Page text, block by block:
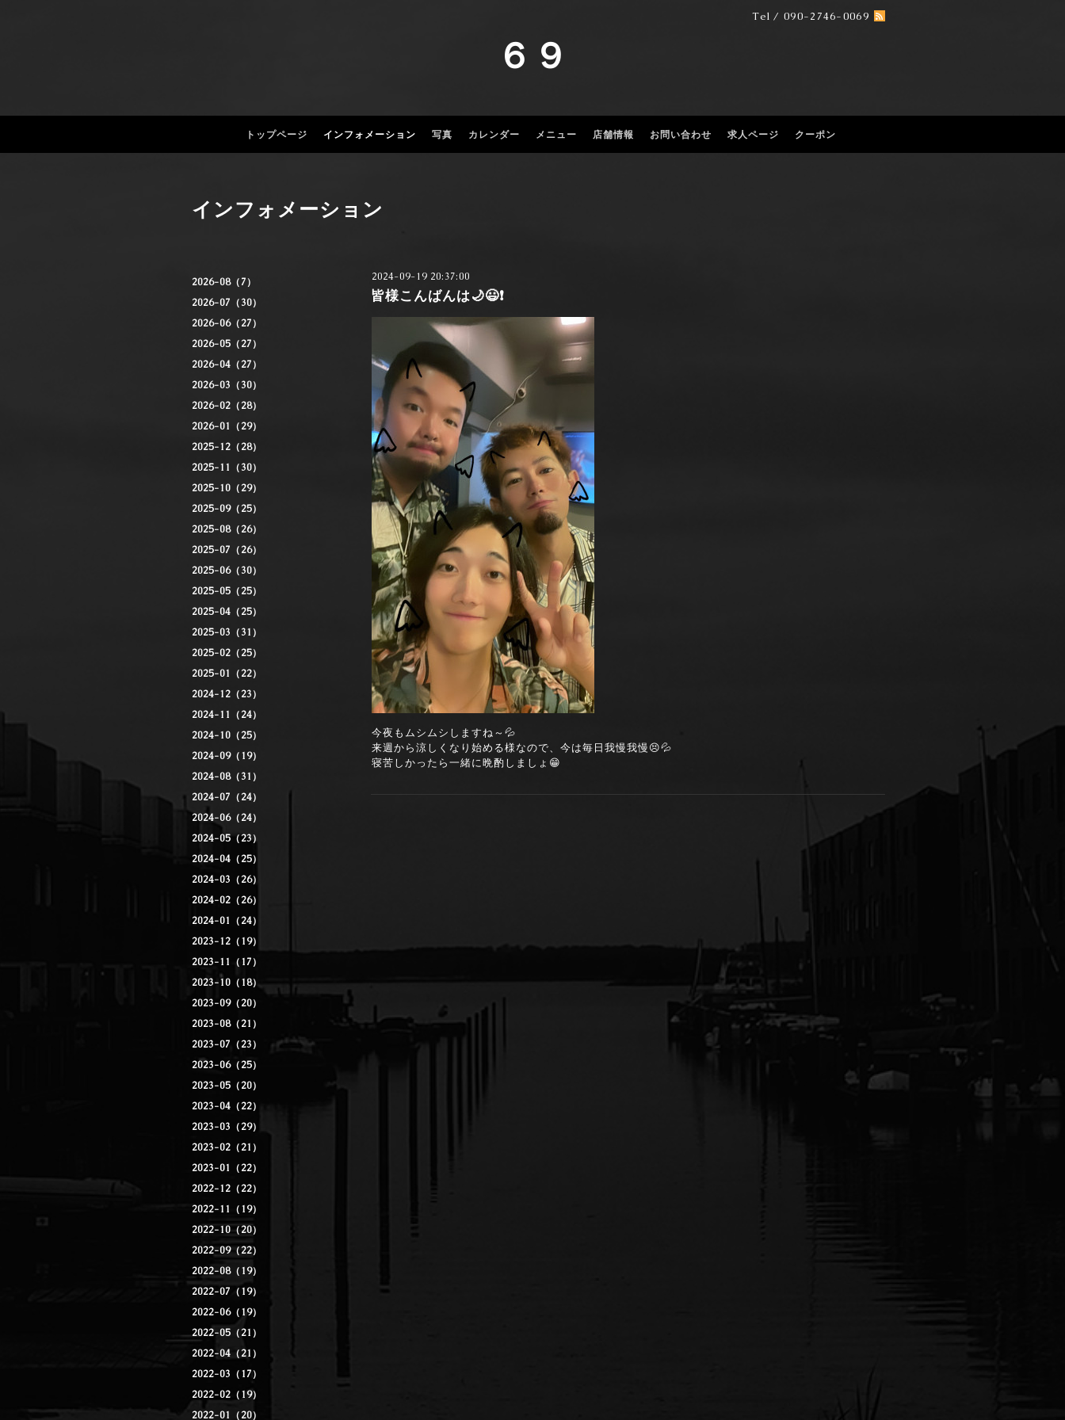
Tel / 090-2746-0069
６９
トップページ インフォメーション 写真 カレンダー メニュー 店舗情報 お問い合わせ 求人ページ クーポン
2026-08（7）
2026-07（30）
2026-06（27）
2026-05（27）
2026-04（27）
2026-03（30）
2026-02（28）
2026-01（29）
2025-12（28）
2025-11（30）
2025-10（29）
2025-09（25）
2025-08（26）
2025-07（26）
2025-06（30）
2025-05（25）
2025-04（25）
2025-03（31）
2025-02（25）
2025-01（22）
2024-12（23）
2024-11（24）
2024-10（25）
2024-09（19）
2024-08（31）
2024-07（24）
2024-06（24）
2024-05（23）
2024-04（25）
2024-03（26）
2024-02（26）
2024-01（24）
2023-12（19）
2023-11（17）
2023-10（18）
2023-09（20）
2023-08（21）
2023-07（23）
2023-06（25）
2023-05（20）
2023-04（22）
2023-03（29）
2023-02（21）
2023-01（22）
2022-12（22）
2022-11（19）
2022-10（20）
2022-09（22）
2022-08（19）
2022-07（19）
2022-06（19）
2022-05（21）
2022-04（21）
2022-03（17）
2022-02（19）
2022-01（20）
インフォメーション
2024-09-19 20:37:00
皆様こんばんは🌙😃❗
今夜もムシムシしますね～💦
来週から涼しくなり始める様なので、今は毎日我慢我慢😣💦
寝苦しかったら一緒に晩酌しましょ😁